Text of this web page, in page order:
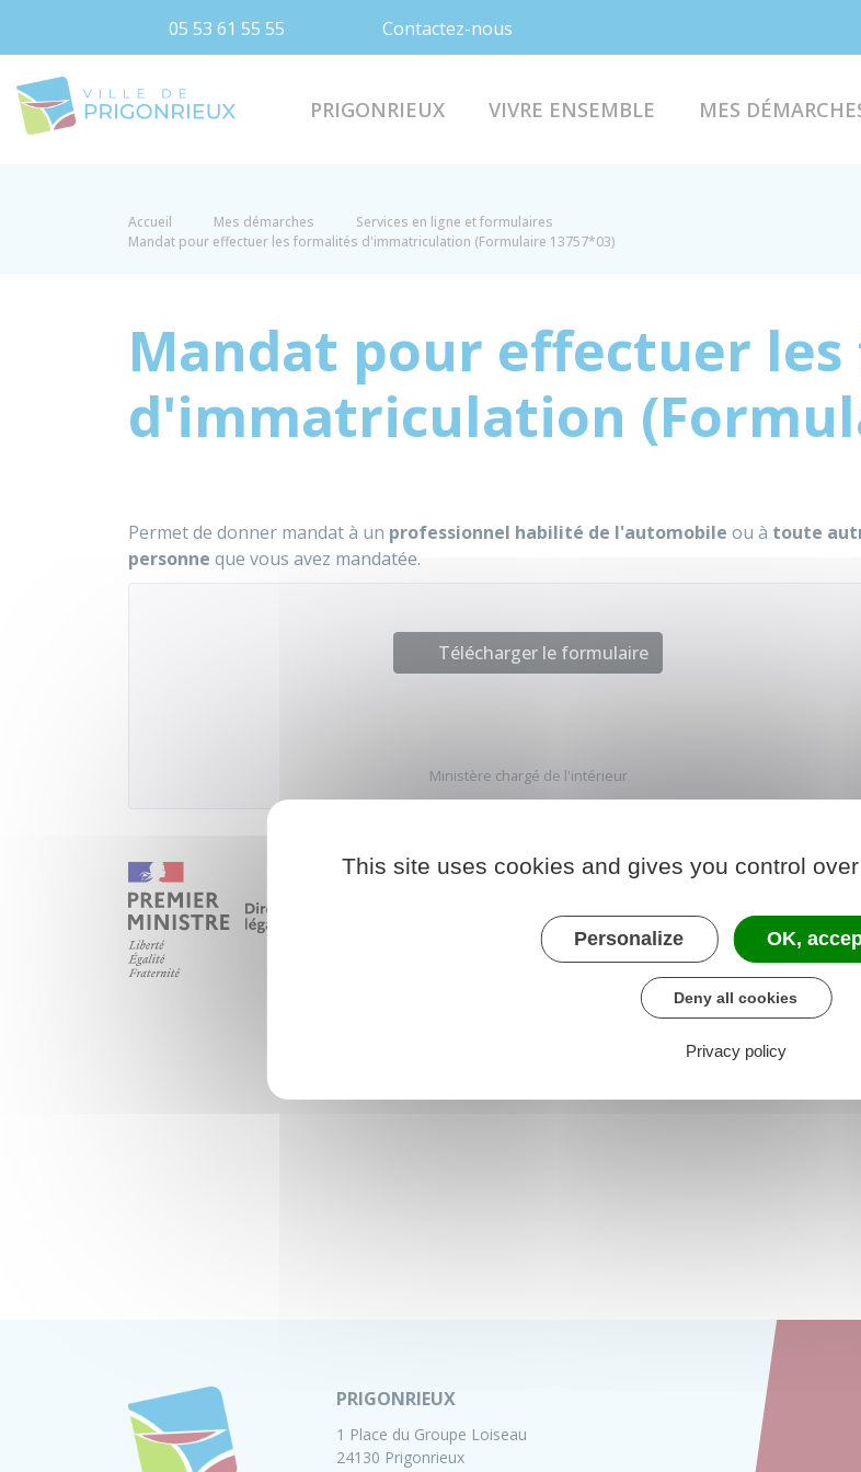
05 53 61 55 55 Contactez-nous
PRIGONRIEUX VIVRE ENSEMBLE MES
Accueil Mes démarches
Services en ligne et formulaires
Mandat pour effectuer les formalités d'immatriculation (Formulaire 13757*03)
Mandat pour effectuer
d'immatriculation
Permet de donner mandat à un professionnel habilité de l'automobile ou à toute
personne que vous avez mandatée.
Télécharger le formulaire
Ministère chargé de l'intérieur
PRIGONRIEUX
1 Place du Groupe Loiseau
24130 Prigonrieux
This site uses cookies and gives you control
Personalize OK,
Deny all cookies
Privacy policy